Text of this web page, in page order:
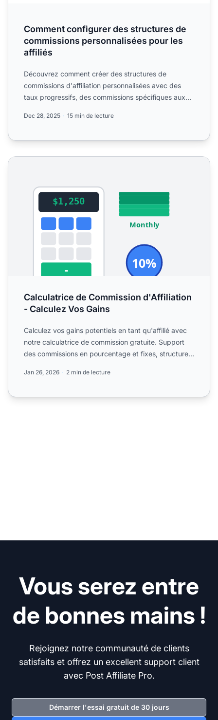
Comment configurer des structures de
commissions personnalisées pour les
affiliés
Découvrez comment créer des structures de
commissions d'affiliation personnalisées avec des
taux progressifs, des commissions spécifiques aux
Dec 28, 2025 15 min de lecture
Calculatrice de Commission d'Affiliation - Calculez Vos
Calculatrice de Commission d'Affiliation
- Calculez Vos Gains
Calculez vos gains potentiels en tant qu'affilié avec
notre calculatrice de commission gratuite. Support
des commissions en pourcentage et fixes, structures
Jan 26, 2026 2 min de lecture
Vous serez entre
de bonnes mains !
Rejoignez notre communauté de clients
satisfaits et offrez un excellent support client
avec Post Affiliate Pro.
Démarrer l'essai gratuit de 30 jours